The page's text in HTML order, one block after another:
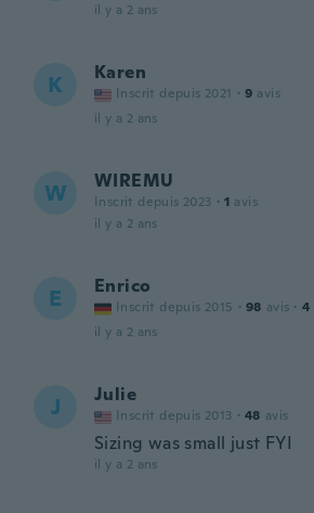
il y a 2 ans
K Karen
Inscrit depuis 2021 · 9 avis
il y a 2 ans
W WIREMU
Inscrit depuis 2023 · 1 avis
il y a 2 ans
E Enrico
Inscrit depuis 2015 · 98 avis · 4
il y a 2 ans
J Julie
Inscrit depuis 2013 · 48 avis
Sizing was small just FYI
il y a 2 ans